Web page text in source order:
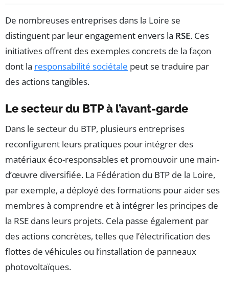
De nombreuses entreprises dans la Loire se
distinguent par leur engagement envers la RSE. Ces
initiatives offrent des exemples concrets de la façon
dont la responsabilité sociétale peut se traduire par
des actions tangibles.
Le secteur du BTP à l’avant-garde
Dans le secteur du BTP, plusieurs entreprises
reconfigurent leurs pratiques pour intégrer des
matériaux éco-responsables et promouvoir une main-
d’œuvre diversifiée. La Fédération du BTP de la Loire,
par exemple, a déployé des formations pour aider ses
membres à comprendre et à intégrer les principes de
la RSE dans leurs projets. Cela passe également par
des actions concrètes, telles que l’électrification des
flottes de véhicules ou l’installation de panneaux
photovoltaïques.